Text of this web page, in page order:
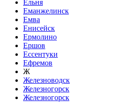
Ельня
Еманжелинск
Емва
Енисейск
Ермолино
Ершов
Ессентуки
Ефремов
Ж
Железноводск
Железногорск
Железногорск